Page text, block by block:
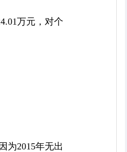
万元，对个
为2015年无出